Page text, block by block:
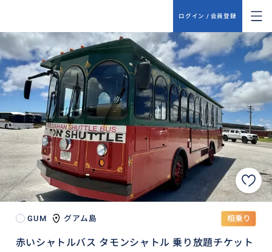
ログイン / 会員登録
GUM グアム島 相乗り
赤いシャトルバス タモンシャトル 乗り放題チケット